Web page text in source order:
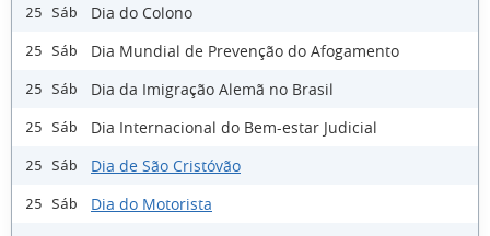
25 Sáb Dia do Colono
25 Sáb Dia Mundial de Prevenção do Afogamento
25 Sáb Dia da Imigração Alemã no Brasil
25 Sáb Dia Internacional do Bem-estar Judicial
25 Sáb Dia de São Cristóvão
25 Sáb Dia do Motorista